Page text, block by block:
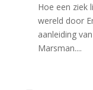
Hoe een ziek
wereld door
aanleiding
Marsman....